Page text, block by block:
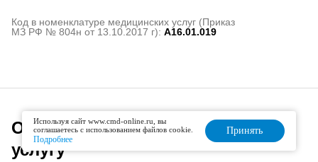
Код в номенклатуре медицинских услуг (Приказ
МЗ РФ № 804н от 13.10.2017 г): A16.01.019
Офисы, оказывающие данную
услугу
Используя сайт www.cmd-online.ru, вы
соглашаетесь с использованием файлов cookie.
Подробнее
Принять